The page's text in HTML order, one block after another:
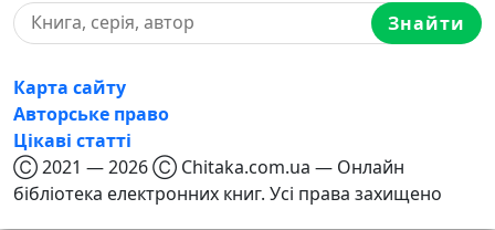
Знайти
Карта сайту
Авторське право
Цікаві статті
Ⓒ 2021 — 2026 Ⓒ Chitaka.com.ua — Онлайн
бібліотека електронних книг. Усі права захищено